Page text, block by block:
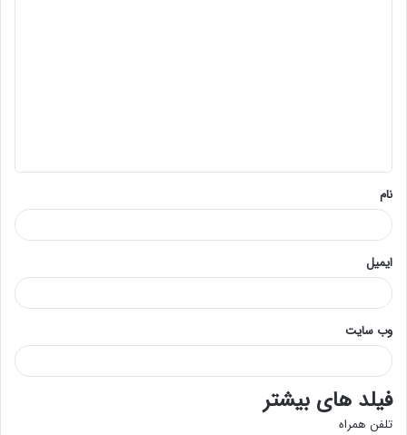
*
نام
ایمیل
وب‌ سایت
فیلد های بیشتر
تلفن همراه